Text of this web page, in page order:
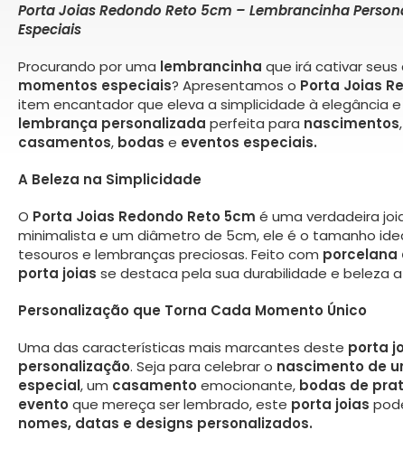
Porta Joias Redondo Reto 5cm – Lembrancinha
Especiais
Procurando por uma lembrancinha que irá cativar
momentos especiais? Apresentamos o Porta Joias
item encantador que eleva a simplicidade à elegância
lembrança personalizada perfeita para nascimentos,
casamentos, bodas e eventos especiais.
A Beleza na Simplicidade
O Porta Joias Redondo Reto 5cm é uma verdadeira
minimalista e um diâmetro de 5cm, ele é o tamanho
tesouros e lembranças preciosas. Feito com porcelana
porta joias se destaca pela sua durabilidade e beleza
Personalização que Torna Cada Momento Único
Uma das características mais marcantes deste porta
personalização. Seja para celebrar o nascimento de
especial, um casamentoemocionante, bodas de
eventoque mereça ser lembrado, este porta joias
nomes, datas e designs personalizados.